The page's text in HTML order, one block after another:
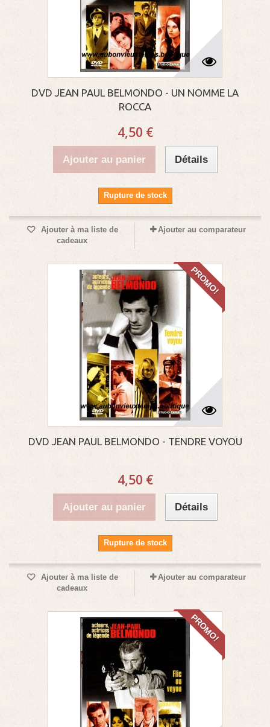
DVD JEAN PAUL BELMONDO - UN NOMME LA
ROCCA
4,50 €
Ajouter au panier Détails
Rupture de stock
Ajouter à ma liste de
cadeaux
Ajouter au comparateur
PROMO!
DVD JEAN PAUL BELMONDO - TENDRE VOYOU
4,50 €
Ajouter au panier Détails
Rupture de stock
Ajouter à ma liste de
cadeaux
Ajouter au comparateur
PROMO!